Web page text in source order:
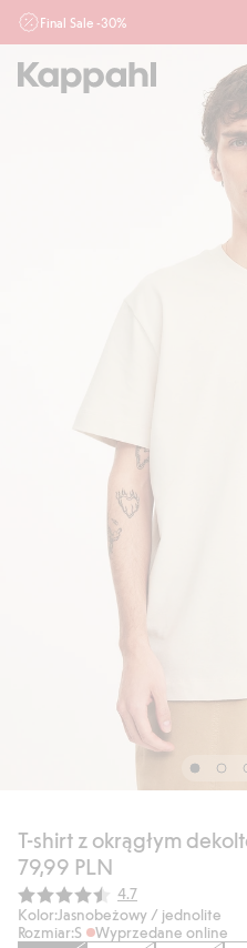
Final Sale -30%
działu outlet do 10.8 w sklepach
nie łączymy
Mężczyzna
T-shirt z okrągłym
79,99 PLN
Średnia ocena:
4.7
Kolor:Jasnobeżowy / jednolite
Rozmiar:S Wyprzedane online